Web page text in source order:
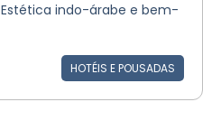
indo-árabe e bem-
HOTÉIS E POUSADAS